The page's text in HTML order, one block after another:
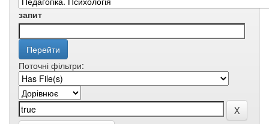
запит
Поточні фільтри: